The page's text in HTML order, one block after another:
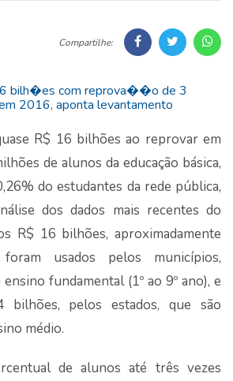
Compartilhe:
R$ 16 bilhões ao reprovar em
de alunos da educação básica,
do estudantes da rede pública,
dos dados mais recentes do
R$ 16 bilhões, aproximadamente
usados pelos municípios,
fundamental (1º ao 9º ano), e
pelos estados, que são
médio.
de alunos até três vezes